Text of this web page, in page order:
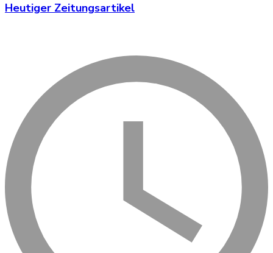
Heutiger Zeitungsartikel